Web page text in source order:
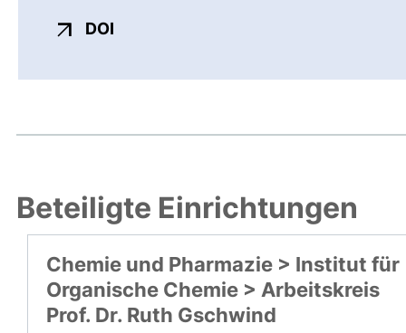
DOI
Beteiligte Einrichtungen
Chemie und Pharmazie > Institut für
Organische Chemie > Arbeitskreis
Prof. Dr. Ruth Gschwind